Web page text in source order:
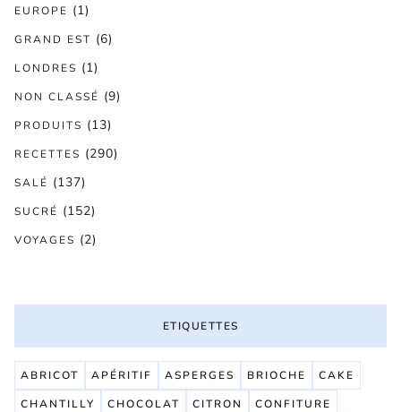
EUROPE (1)
GRAND EST (6)
LONDRES (1)
NON CLASSÉ (9)
PRODUITS (13)
RECETTES (290)
SALÉ (137)
SUCRÉ (152)
VOYAGES (2)
ETIQUETTES
ABRICOT APÉRITIF ASPERGES BRIOCHE
CAKE
CHANTILLY
CHOCOLAT CITRON
CONFITURE